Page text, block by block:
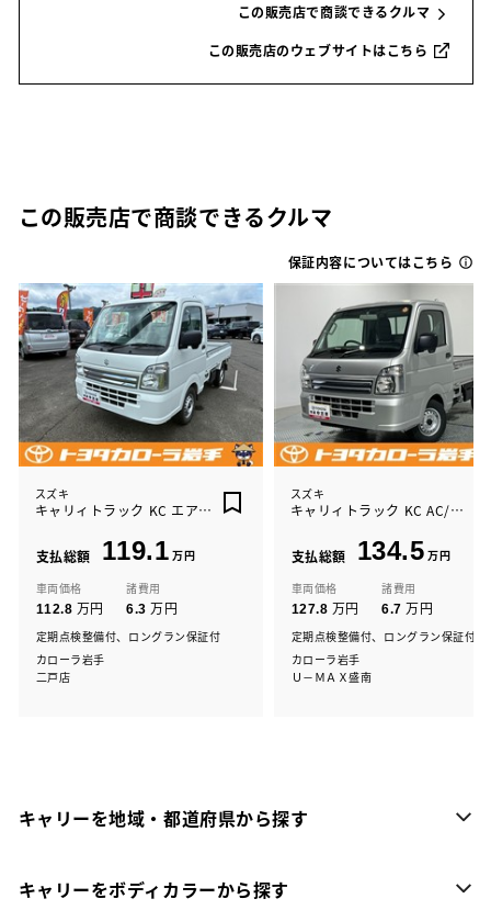
この販売店で商談できるクルマ
この販売店のウェブサイトはこちら
この販売店で商談できるクルマ
保証内容についてはこちら
スズキ
キャリィトラック KC エアコン/PS
支払総額 119.1 万円
車両価格
112.8 万円
諸費用
6.3 万円
定期点検整備付、ロングラン保証付
カローラ岩手
二戸店
スズキ
キャリィトラック KC AC/PS ノウ
支払総額 134.5 万円
車両価格
127.8 万円
諸費用
6.7 万円
定期点検整備付、ロングラン保証付
カローラ岩手
Ｕ－ＭＡＸ盛南
キャリーを地域・都道府県から探す
キャリーをボディカラーから探す